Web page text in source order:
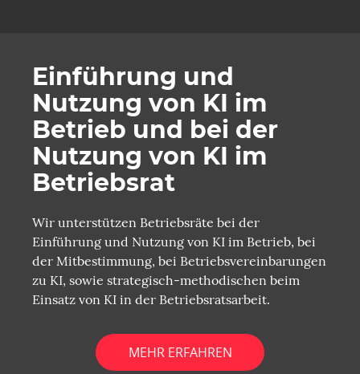
Einführung und
Nutzung von KI im
Betrieb und bei der
Nutzung von KI im
Betriebsrat
Wir unterstützen Betriebsräte bei der
Einführung und Nutzung von KI im Betrieb, bei
der Mitbestimmung, bei Betriebsvereinbarungen
zu KI, sowie strategisch-methodischen beim
Einsatz von KI in der Betriebsratsarbeit.
MEHR ERFAHREN